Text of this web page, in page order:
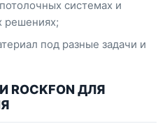
системах и
решениях;
под разные задачи и
ДЛЯ